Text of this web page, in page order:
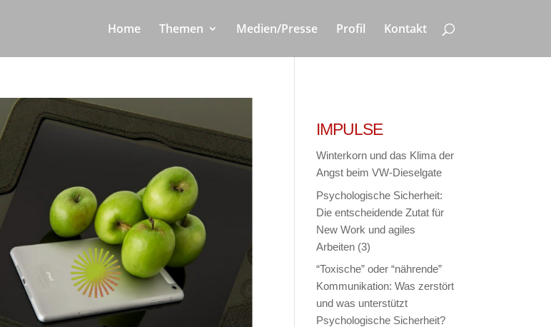
Home Themen Medien/Presse Profil Kontakt
IMPULSE
Winterkorn und das Klima der
Angst beim VW-Dieselgate
Psychologische Sicherheit:
Die entscheidende Zutat für
New Work und agiles
Arbeiten (3)
“Toxische” oder “nährende”
Kommunikation: Was zerstört
und was unterstützt
Psychologische Sicherheit?